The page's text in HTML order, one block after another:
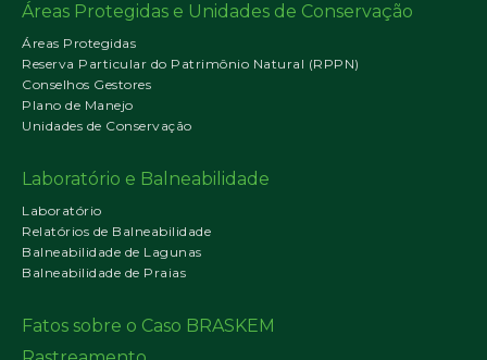
Áreas Protegidas e Unidades de Conservação
Áreas Protegidas
Reserva Particular do Patrimônio Natural (RPPN)
Conselhos Gestores
Plano de Manejo
Unidades de Conservação
Laboratório e Balneabilidade
Laboratório
Relatórios de Balneabilidade
Balneabilidade de Lagunas
Balneabilidade de Praias
Fatos sobre o Caso BRASKEM